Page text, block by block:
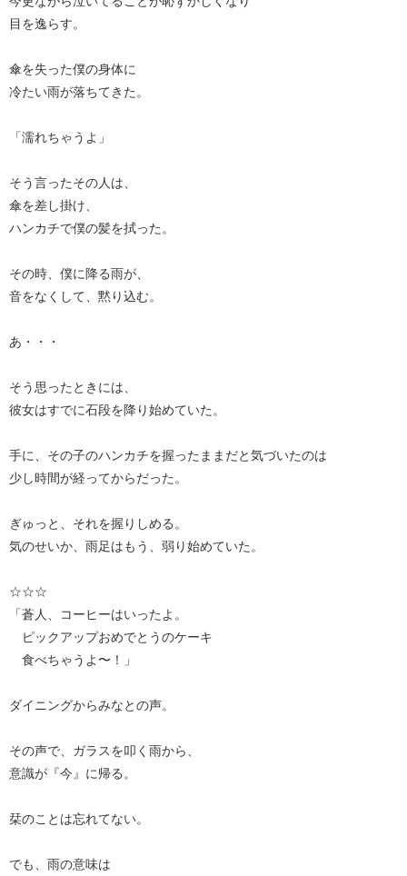
目を逸らす。
傘を失った僕の身体に
冷たい雨が落ちてきた。
「濡れちゃうよ」
そう言ったその人は、
傘を差し掛け、
ハンカチで僕の髪を拭った。
その時、僕に降る雨が、
音をなくして、黙り込む。
あ・・・
そう思ったときには、
彼女はすでに石段を降り始めていた。
手に、その子のハンカチを握ったままだと気づいたのは
少し時間が経ってからだった。
ぎゅっと、それを握りしめる。
気のせいか、雨足はもう、弱り始めていた。
☆☆☆
「蒼人、コーヒーはいったよ。
ピックアップおめでとうのケーキ
食べちゃうよ〜！」
ダイニングからみなとの声。
その声で、ガラスを叩く雨から、
意識が『今』に帰る。
栞のことは忘れてない。
でも、雨の意味は